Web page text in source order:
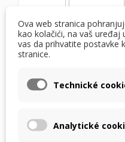
Ova web stranica
kao kolačići, na vaš uređaj
vas da prihvatite postavke
stranice.
Technické
Analytické